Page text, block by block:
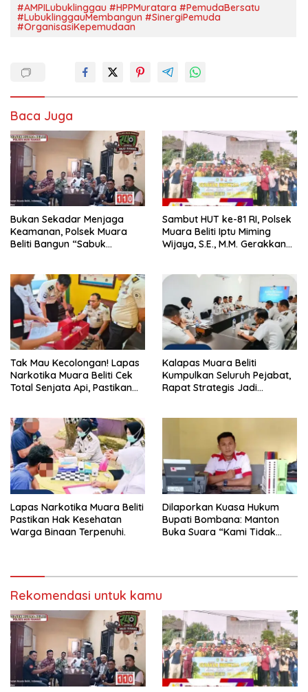
#AMPILubuklinggau #HPPMuratara #PemudaBersatu
#LubuklinggauMembangun #SinergiPemuda
#OrganisasiKepemudaan
Baca Juga
Bukan Sekadar Menjaga
Keamanan, Polsek Muara
Beliti Bangun “Sabuk
Sambut HUT ke-81 RI, Polsek
Muara Beliti Iptu Miming
Wijaya, S.E., M.M. Gerakkan
Tak Mau Kecolongan! Lapas
Narkotika Muara Beliti Cek
Total Senjata Api, Pastikan
Kalapas Muara Beliti
Kumpulkan Seluruh Pejabat,
Rapat Strategis Jadi
Lapas Narkotika Muara Beliti
Pastikan Hak Kesehatan
Warga Binaan Terpenuhi.
Dilaporkan Kuasa Hukum
Bupati Bombana: Manton
Buka Suara “Kami Tidak
Rekomendasi untuk kamu